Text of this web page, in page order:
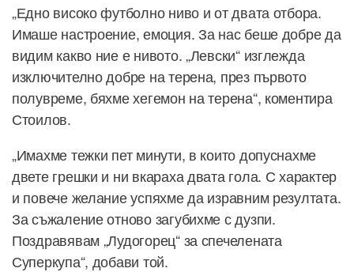
„Едно високо футболно ниво и от двата отбора.
Имаше настроение, емоция. За нас беше добре да
видим какво ние е нивото. „Левски“ изглежда
изключително добре на терена, през първото
полувреме, бяхме хегемон на терена“, коментира
Стоилов.
„Имахме тежки пет минути, в които допуснахме
двете грешки и ни вкараха двата гола. С характер
и повече желание успяхме да изравним резултата.
За съжаление отново загубихме с дузпи.
Поздравявам „Лудогорец“ за спечелената
Суперкупа“, добави той.